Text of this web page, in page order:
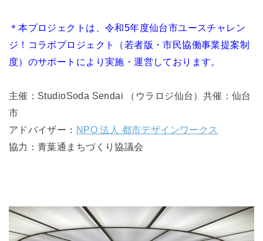
＊本プロジェクトは、令和5年度仙台市ユースチャレン
ジ！コラボプロジェクト（若者版・市民協働事業提案制
度）のサポートにより実施・運営しております。
主催：StudioSoda Sendai （ウラロジ仙台）共催：仙台
市
アドバイザー： NPO 法人 都市デザインワークス
協力：青葉通まちづくり協議会